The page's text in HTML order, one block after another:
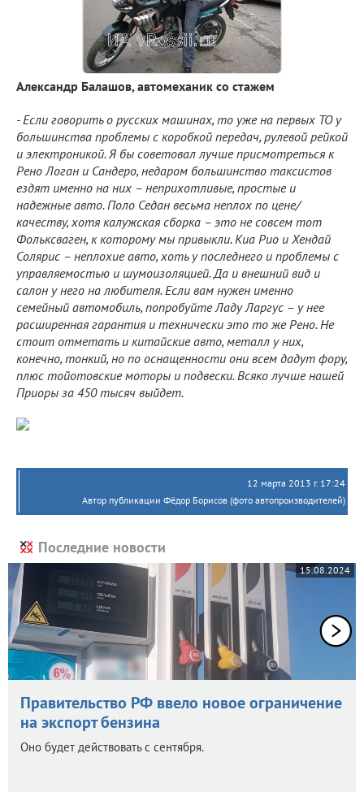
Александр Балашов, автомеханик со стажем
- Если говорить о русских машинах, то уже на первых ТО у
большинства проблемы с коробкой передач, рулевой рейкой
и электроникой. Я бы советовал лучше присмотреться к
Рено Логан и Сандеро, недаром большинство таксистов
ездят именно на них – неприхотливые, простые и
надежные авто. Поло Седан весьма неплох по цене/
качеству, хотя калужская сборка – это не совсем тот
Фольксваген, к которому мы привыкли. Киа Рио и Хендай
Солярис – неплохие авто, хоть у последнего и проблемы с
управляемостью и шумоизоляцией. Да и внешний вид и
салон у него на любителя. Если вам нужен именно
семейный автомобиль, попробуйте Ладу Ларгус – у нее
расширенная гарантия и технически это то же Рено. Не
стоит отметать и китайские авто, металл у них,
конечно, тонкий, но по оснащенности они всем дадут фору,
плюс тойотовские моторы и подвески. Всяко лучше нашей
Приоры за 450 тысяч выйдет.
12 марта 2013 г. 17:24
Автор публикации Фёдор Борисов (фото автопроизводителей)
Последние новости
15.08.2024
Правительство РФ ввело новое ограничение
на экспорт бензина
Оно будет действовать с сентября.